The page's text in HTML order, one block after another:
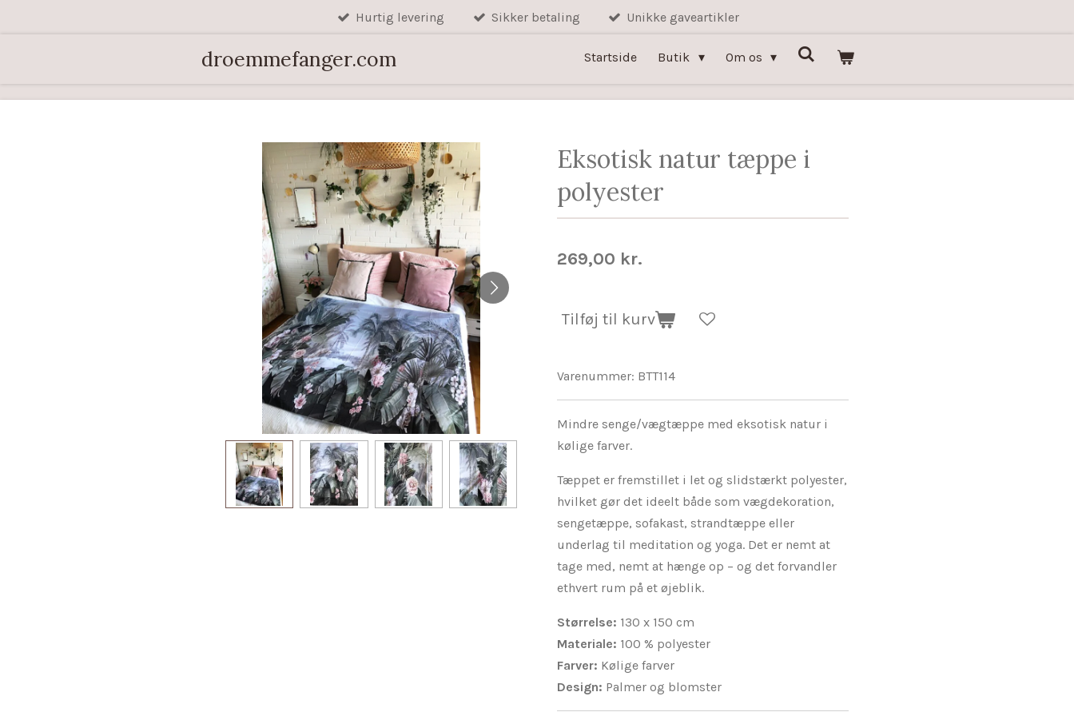
Hurtig levering Sikker betaling Unikke gaveartikler
droemmefanger.com Startside Butik Om os
Eksotisk natur tæppe i
polyester
269,00 kr.
Tilføj til kurv
Varenummer: BTT114
Mindre senge/vægtæppe med eksotisk natur i
kølige farver.
Tæppet er fremstillet i let og slidstærkt polyester,
hvilket gør det ideelt både som vægdekoration,
sengetæppe, sofakast, strandtæppe eller
underlag til meditation og yoga. Det er nemt at
tage med, nemt at hænge op – og det forvandler
ethvert rum på et øjeblik.
Størrelse: 130 x 150 cm
Materiale: 100 % polyester
Farver: Kølige farver
Design: Palmer og blomster